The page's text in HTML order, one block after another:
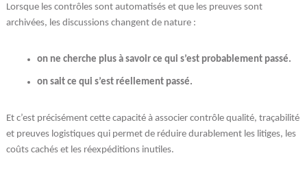
Lorsque les contrôles sont automatisés et que les preuves sont
archivées, les discussions changent de nature :
on ne cherche plus à savoir ce qui s’est probablement passé.
on sait ce qui s’est réellement passé.
Et c’est précisément cette capacité à associer contrôle qualité, traçabilité
et preuves logistiques qui permet de réduire durablement les litiges, les
coûts cachés et les réexpéditions inutiles.